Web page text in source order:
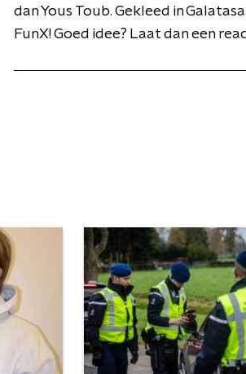
dan Yous Toub. Gekleed in
FunX! Goed idee? Laat dan een